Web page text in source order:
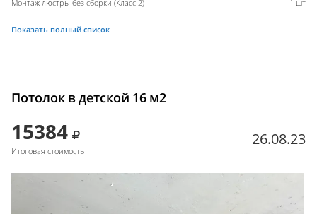
Монтаж люстры без сборки (Класс 2)
1 шт
Показать полный список
Потолок в детской 16 м2
15384
Итоговая стоимость
26.08.23